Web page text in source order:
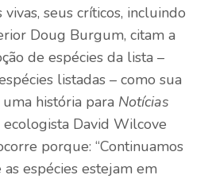
seus críticos, incluindo
Doug Burgum, citam a
de espécies da lista –
listadas – como sua
história para Notícias
ecologista David Wilcove
porque: “Continuamos
espécies estejam em